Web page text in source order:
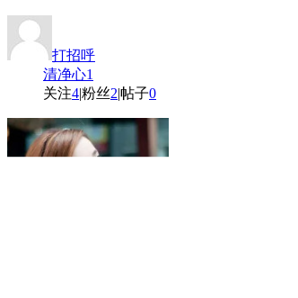
打招呼
清净心1
关注4|粉丝2|帖子0